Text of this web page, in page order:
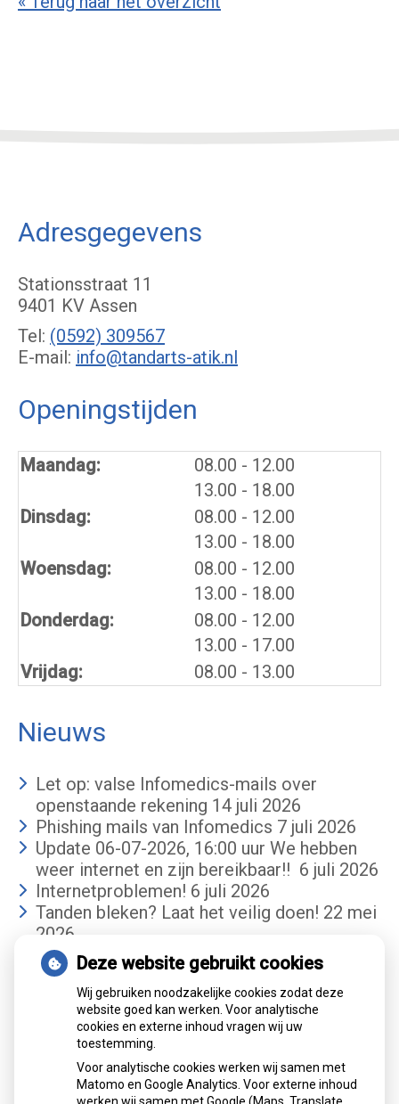
Adresgegevens
Stationsstraat 11
9401 KV Assen
Tel: (0592) 309567
E-mail: info@tandarts-atik.nl
Openingstijden
Maandag: 08.00 tot
- 12.00
13.00 tot
- 18.00
Dinsdag:
08.00 tot
- 12.00
13.00 tot
- 18.00
Woensdag:
08.00 tot
- 12.00
13.00 tot
- 18.00
Donderdag:
08.00 tot
- 12.00
13.00 tot
- 17.00
Vrijdag:
08.00 - 13.00
Nieuws
Let op: valse Infomedics-mails over
openstaande rekening 14 juli 2026
Phishing mails van Infomedics 7 juli 2026
Update 06-07-2026, 16:00 uur We hebben
weer internet en zijn bereikbaar!! 6 juli 2026
Internetproblemen! 6 juli 2026
Tanden bleken? Laat het veilig doen! 22 mei
2026
Gemiddelde cijfer
Deze website gebruikt cookies
Wij gebruiken noodzakelijke cookies zodat deze
website goed kan werken. Voor analytische
cookies en externe inhoud vragen wij uw
toestemming.
Voor analytische cookies werken wij samen met
Matomo en Google Analytics. Voor externe inhoud